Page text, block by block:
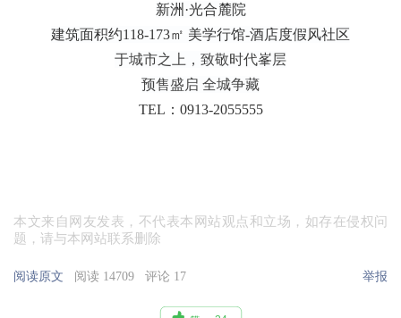
新洲·光合麓院
建筑面积约118-173㎡ 美学行馆-酒店度假风社区
于城市之上，致敬时代峯层
预售盛启 全城争藏
TEL：0913-2055555
本文来自网友发表，不代表本网站观点和立场，如存在侵权问
题，请与本网站联系删除
阅读原文 阅读 14709 评论 17 举报